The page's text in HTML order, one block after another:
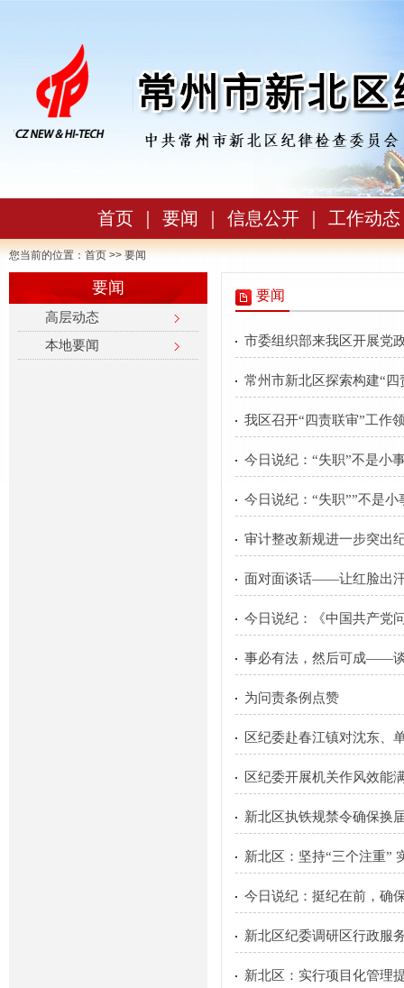
首页 要闻 信息公开 工作动态
您当前的位置： 首页 >> 要闻
要闻
高层动态
本地要闻
要闻
市委组织部来我区开展党
常州市新北区探索构建“
我区召开“四责联审”工作
今日说纪：“失职”不是小
今日说纪：“失职””不是小
审计整改新规进一步突出
面对面谈话——让红脸出
今日说纪：《中国共产党
事必有法，然后可成——
为问责条例点赞
区纪委赴春江镇对沈东、
区纪委开展机关作风效能
新北区执铁规禁令确保换
新北区：坚持“三个注重”
今日说纪：挺纪在前，确
新北区纪委调研区行政服
新北区：实行项目化管理